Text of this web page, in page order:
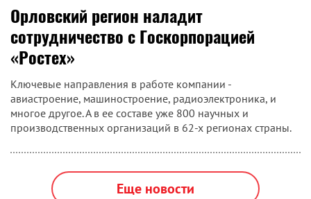
Орловский регион наладит
сотрудничество с Госкорпорацией
«Ростех»
Ключевые направления в работе компании -
авиастроение, машиностроение, радиоэлектроника, и
многое другое. А в ее составе уже 800 научных и
производственных организаций в 62-х регионах страны.
Еще новости